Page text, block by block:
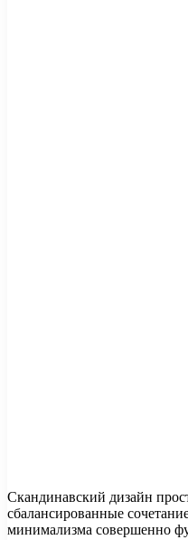
Скандинавский дизайн
сбалансированные
минимализма совершенно